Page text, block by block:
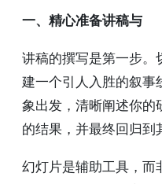
一、精心准备讲稿与
讲稿的撰写是第一步。
建一个引人入胜的叙事
象出发，清晰阐述你的
的结果，并最终回归到
幻灯片是辅助工具，而